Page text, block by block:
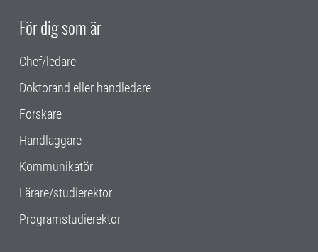
För dig som är
Chef/ledare
Doktorand eller handledare
Forskare
Handläggare
Kommunikatör
Lärare/studierektor
Programstudierektor